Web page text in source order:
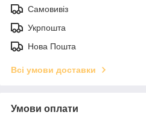
Самовивіз
Укрпошта
Нова Пошта
Всі умови доставки
Умови оплати